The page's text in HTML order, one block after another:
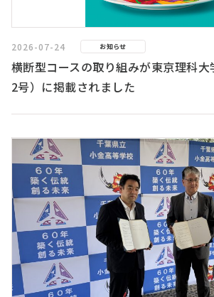
2026-07-24 お知らせ
横断型コースの取り組みが東京理科
2号）に掲載されました